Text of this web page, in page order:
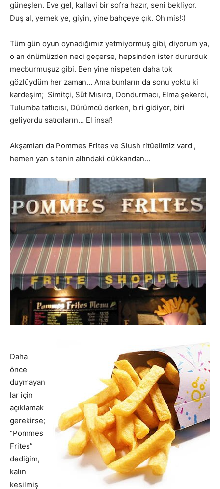
güneşlen. Eve gel, kallavi bir sofra hazır, seni bekliyor.
Duş al, yemek ye, giyin, yine bahçeye çık. Oh mis!:)
Tüm gün oyun oynadığımız yetmiyormuş gibi, diyorum ya,
o an önümüzden neci geçerse, hepsinden ister dururduk
mecburmuşuz gibi. Ben yine nispeten daha tok
gözlüydüm her zaman… Ama bunların da sonu yoktu ki
kardeşim; Simitçi, Süt Mısırcı, Dondurmacı, Elma şekerci,
Tulumba tatlıcısı, Dürümcü derken, biri gidiyor, biri
geliyordu satıcıların… El insaf!
Akşamları da Pommes Frites ve Slush ritüelimiz vardı,
hemen yan sitenin altındaki dükkandan…
Daha
önce
duymayan
lar için
açıklamak
gerekirse;
“Pommes
Frites”
dediğim,
kalın
kesilmiş